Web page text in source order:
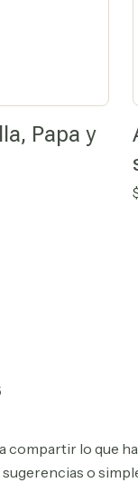
Papa y
compartir lo que
o